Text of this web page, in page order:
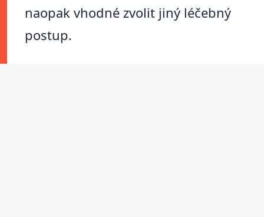
naopak vhodné zvolit jiný léčebný
postup.